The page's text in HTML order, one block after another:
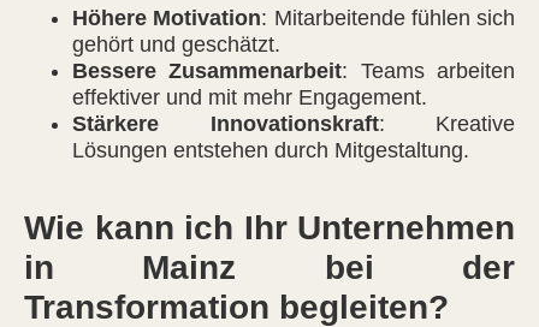
Höhere Motivation: Mitarbeitende fühlen sich
gehört und geschätzt.
Bessere Zusammenarbeit: Teams arbeiten
effektiver und mit mehr Engagement.
Stärkere Innovationskraft: Kreative
Lösungen entstehen durch Mitgestaltung.
Wie kann ich Ihr Unternehmen
in Mainz bei der
Transformation begleiten?